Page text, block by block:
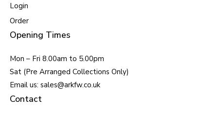
Login
Order
Opening Times
Mon – Fri 8.00am to 5.00pm
Sat (Pre Arranged Collections Only)
Email us: sales@arkfw.co.uk
Contact